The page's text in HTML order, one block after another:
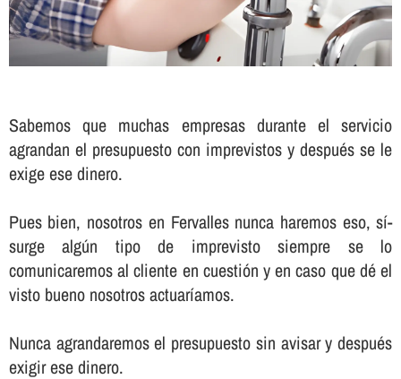
Sabemos que muchas empresas durante el servicio
agrandan el presupuesto con imprevistos y después se le
exige ese dinero.
Pues bien, nosotros en Fervalles nunca haremos eso, sí­
surge algún tipo de imprevisto siempre se lo
comunicaremos al cliente en cuestión y en caso que dé el
visto bueno nosotros actuarí­amos.
Nunca agrandaremos el presupuesto sin avisar y después
exigir ese dinero.